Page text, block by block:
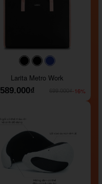
#000000#000000
Larita Metro Work
589.000₫
-16%